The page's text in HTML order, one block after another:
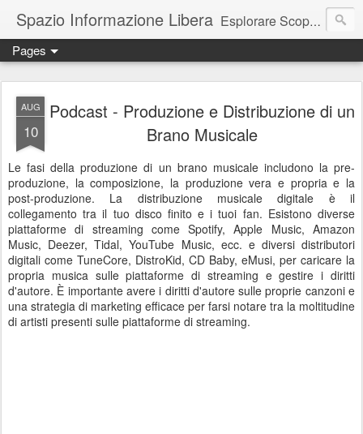
Spazio Informazione Libera Esplorare Scoprire Creare
Escursioni, viaggi, arte, tecnologia, attualità
Pages
AUG
10
Podcast - Produzione e Distribuzione di un
Brano Musicale
Le fasi della produzione di un brano musicale includono la pre-
produzione, la composizione, la produzione vera e propria e la
post-produzione. La distribuzione musicale digitale è il
collegamento tra il tuo disco finito e i tuoi fan. Esistono diverse
piattaforme di streaming come Spotify, Apple Music, Amazon
Music, Deezer, Tidal, YouTube Music, ecc. e diversi distributori
digitali come TuneCore, DistroKid, CD Baby, eMusi, per caricare la
propria musica sulle piattaforme di streaming e gestire i diritti
d'autore. È importante avere i diritti d'autore sulle proprie canzoni e
una strategia di marketing efficace per farsi notare tra la moltitudine
di artisti presenti sulle piattaforme di streaming.